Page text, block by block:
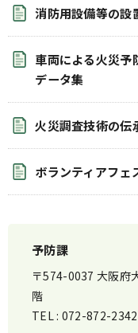
消防用設備等の設
車両による火災予
データ集
火災調査技術の伝
ボランティアフェ
予防課
〒574-0037 大阪府
階
TEL : 072-872-2342